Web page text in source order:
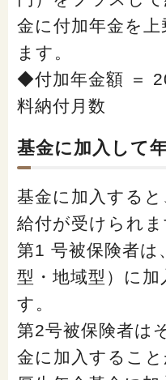
金に付加年金を
ます。
◆付加年金額 ＝
料納付月数
基金に加入して
基金に加入する
給付が受けられま
第1 号被保険者は
型・地域型）に
す。
第2号被保険者は
金に加入すること